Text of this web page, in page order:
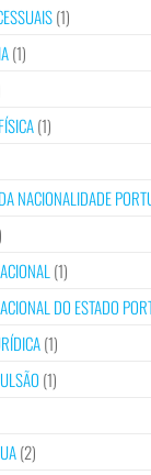
(1)
(1)
(1)
NACIONALIDADE
(1)
DO ESTADO
(1)
(1)
(2)